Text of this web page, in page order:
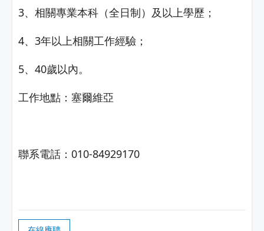
3、相關專業本科（全日制）及以上學歷；
4、3年以上相關工作經驗；
5、40歲以內。
工作地點：塞爾維亞
聯系電話：010-84929170